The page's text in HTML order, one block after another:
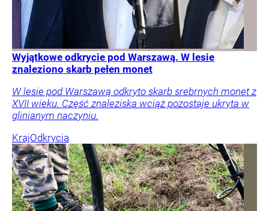
Wyjątkowe odkrycie pod Warszawą. W lesie
znaleziono skarb pełen monet
W lesie pod Warszawą odkryto skarb srebrnych monet z
XVII wieku. Część znaleziska wciąż pozostaje ukryta w
glinianym naczyniu.
KrajOdkrycia